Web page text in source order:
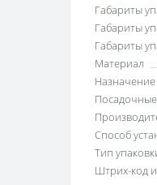
Габариты
Габариты
Габариты
Материал
Назначение
Способ
Тип
Штрих-код